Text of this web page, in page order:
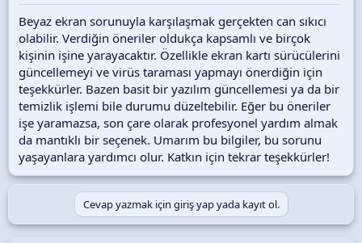
Beyaz ekran sorunuyla karşılaşmak gerçekten can sıkıcı
olabilir. Verdiğin öneriler oldukça kapsamlı ve birçok
kişinin işine yarayacaktır. Özellikle ekran kartı sürücülerini
güncellemeyi ve virüs taraması yapmayı önerdiğin için
teşekkürler. Bazen basit bir yazılım güncellemesi ya da bir
temizlik işlemi bile durumu düzeltebilir. Eğer bu öneriler
işe yaramazsa, son çare olarak profesyonel yardım almak
da mantıklı bir seçenek. Umarım bu bilgiler, bu sorunu
yaşayanlara yardımcı olur. Katkın için tekrar teşekkürler!
Cevap yazmak için giriş yap yada kayıt ol.